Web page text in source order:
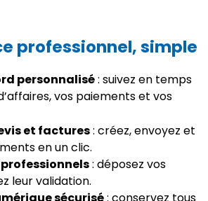
professionnel, simple
personnalisé: suivez en temps
vos paiements et vos
et factures: créez, envoyez et
en un clic.
: déposez vos
leur validation.